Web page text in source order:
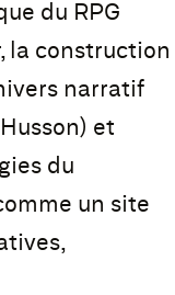
du RPG
la construction
narratif
et
du
un site